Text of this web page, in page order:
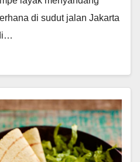
di sudut jalan Jakarta